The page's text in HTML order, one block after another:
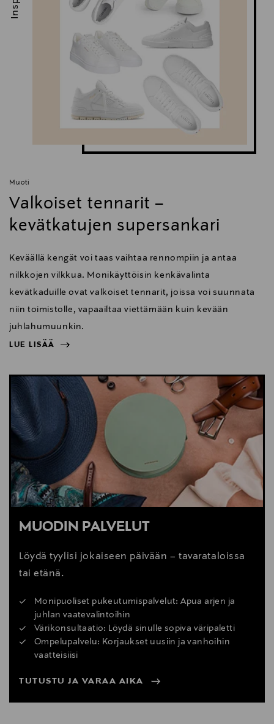
Muoti
Valkoiset tennarit –
kevätkatujen supersankari
Keväällä kengät voi taas vaihtaa rennompiin ja antaa
nilkkojen vilkkua. Monikäyttöisin kenkävalinta
kevätkaduille ovat valkoiset tennarit, joissa voi suunnata
niin toimistolle, vapaailtaa viettämään kuin kevään
juhlahumuunkin.
LUE LISÄÄ
LUE LISÄÄ
MUODIN PALVELUT
Löydä tyylisi jokaiseen päivään – tavarataloissa
tai etänä.
Monipuoliset pukeutumispalvelut: Apua arjen ja
juhlan vaatevalintoihin
Värikonsultaatio: Löydä sinulle sopiva väripaletti
Ompelupalvelu: Korjaukset uusiin ja vanhoihin
vaatteisiisi
TUTUSTU JA VARAA AIKA